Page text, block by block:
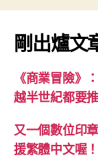
剛出爐文
《商業冒險》
越半世紀都要
又一個數位印
援繁體中文喔！